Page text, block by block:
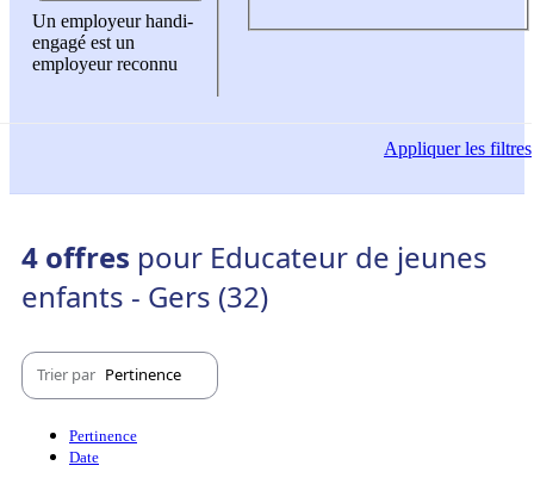
Un employeur handi-
engagé est un
employeur reconnu
Appliquerles filtres
4 offres pour Educateur de jeunes
enfants - Gers (32)
Trier par Pertinence
Pertinence
Date